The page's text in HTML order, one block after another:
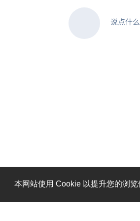
本网站使用 Cookie 以提升您的浏
说点什
糟糕，出错啦！请刷新页面重试。